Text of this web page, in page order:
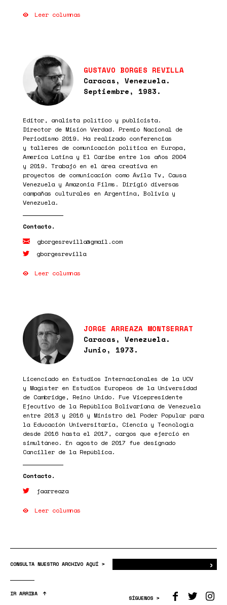
Leer columnas
GUSTAVO BORGES REVILLA
Caracas, Venezuela.
Septiembre, 1983.
Editor, analista político y publicista.
Director de Misión Verdad. Premio Nacional de
Periodismo 2019. Ha realizado conferencias
y talleres de comunicación política en Europa,
America Latina y El Caribe entre los años 2004
y 2019. Trabajó en el área creativa en
proyectos de comunicación como Ávila Tv, Causa
Venezuela y Amazonia Films. Dirigió diversas
campañas culturales en Argentina, Bolivia y
Venezuela.
gborgesrevilla@gmail.com
gborgesrevilla
Leer columnas
JORGE ARREAZA MONTSERRAT
Caracas, Venezuela.
Junio, 1973.
Licenciado en Estudios Internacionales de la UCV
y Magíster en Estudios Europeos de la Universidad
de Cambridge, Reino Unido. Fue Vicepresidente
Ejecutivo de la República Bolivariana de Venezuela
entre 2013 y 2016 y Ministro del Poder Popular para
la Educación Universitaria, Ciencia y Tecnología
desde 2016 hasta el 2017, cargos que ejerció en
simultáneo. En agosto de 2017 fue designado
Canciller de la República.
jaarreaza
Leer columnas
CONSULTA NUESTRO ARCHIVO AQUÍ > ›
IR ARRIBA
SÍGUENOS >